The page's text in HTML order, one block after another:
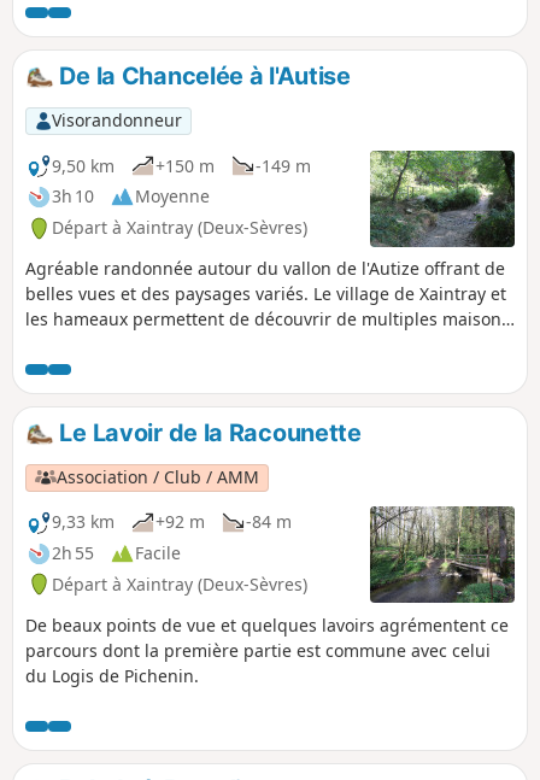
dénommée "planche de la route" qui
enjambe l'Autize dans le bas du bois de
Rousillon a été emportée par les crues
de ces dernières semaines. Mairie de
Xaintray20/03/2024)
De la Chancelée à l'Autise
Visorandonneur
9,50 km
+150 m
-149 m
3h 10
Moyenne
Départ à Xaintray (Deux-Sèvres)
Agréable randonnée autour du vallon de l'Autize offrant de
belles vues et des paysages variés. Le village de Xaintray et
les hameaux permettent de découvrir de multiples maisons
village. Le château de Gorre et des lavoirs complètent le
patrimoine bâti. Les vallons de l'Autize et de la Chancelée
sont des secteurs de nature préservée.
Le Lavoir de la Racounette
Association / Club / AMM
9,33 km
+92 m
-84 m
2h 55
Facile
Départ à Xaintray (Deux-Sèvres)
De beaux points de vue et quelques lavoirs agrémentent ce
parcours dont la première partie est commune avec celui
du Logis de Pichenin.